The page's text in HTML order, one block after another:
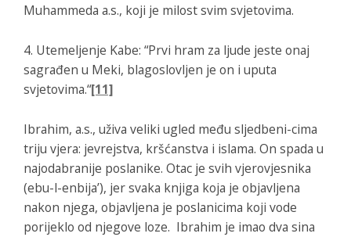
Muhammeda a.s., koji je milost svim svjetovima.
4. Utemeljenje Kabe: “Prvi hram za ljude jeste onaj
sagrađen u Meki, blagoslovljen je on i uputa
svjetovima.“[11]
Ibrahim, a.s., uživa veliki ugled među sljedbeni-cima
triju vjera: jevrejstva, kršćanstva i islama. On spada u
najodabranije poslanike. Otac je svih vjerovjesnika
(ebu-l-enbija’), jer svaka knjiga koja je objavljena
nakon njega, objavljena je poslanicima koji vode
porijeklo od njegove loze. Ibrahim je imao dva sina